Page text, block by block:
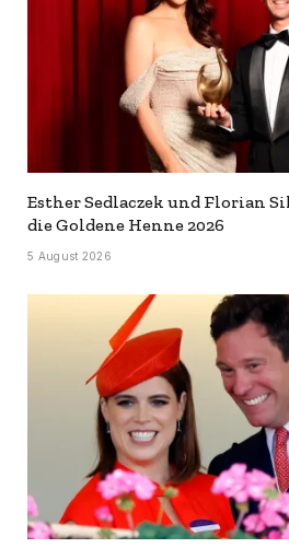
Esther Sedlaczek und Florian
die Goldene Henne 2026
5 August 2026